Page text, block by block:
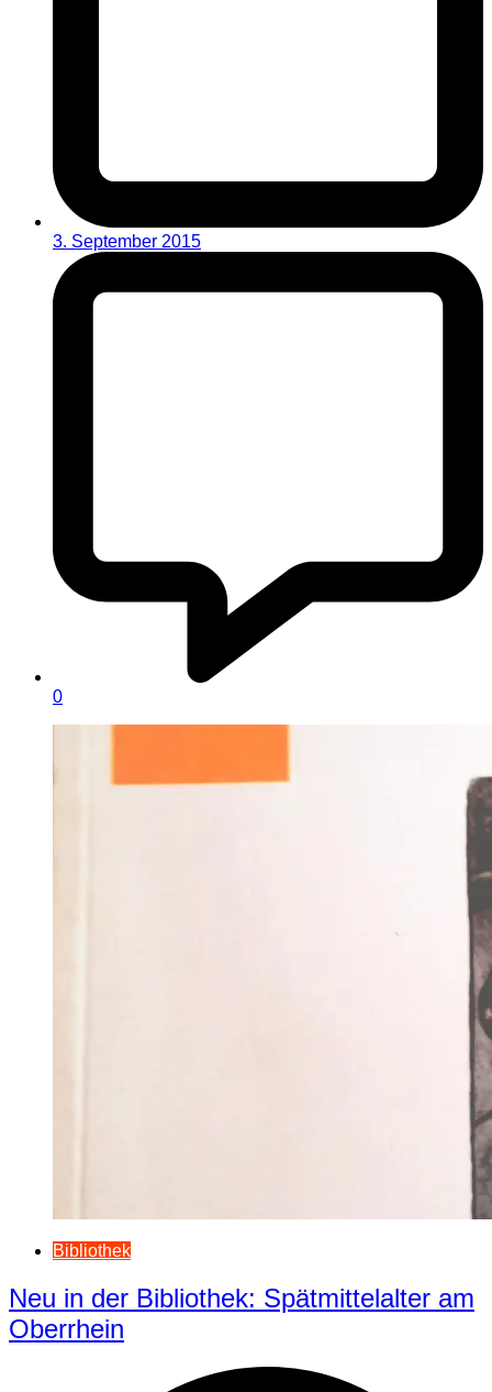
3. September 2015
0
Bibliothek
Neu in der Bibliothek: Spätmittelalter am
Oberrhein